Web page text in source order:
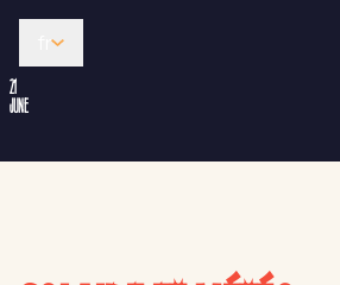
21
JUNE